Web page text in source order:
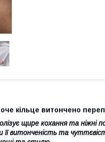
кільце витончено
щире кохання та ніжні
її витонченість та